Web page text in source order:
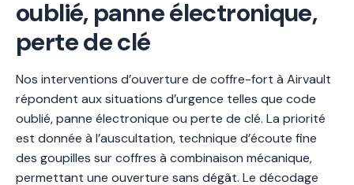
oublié, panne électronique,
perte de clé
Nos interventions d’ouverture de coffre-fort à Airvault
répondent aux situations d’urgence telles que code
oublié, panne électronique ou perte de clé. La priorité
est donnée à l’auscultation, technique d’écoute fine
des goupilles sur coffres à combinaison mécanique,
permettant une ouverture sans dégât. Le décodage